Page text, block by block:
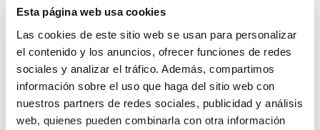
Esta página web usa cookies
Las cookies de este sitio web se usan para personalizar
el contenido y los anuncios, ofrecer funciones de redes
sociales y analizar el tráfico. Además, compartimos
información sobre el uso que haga del sitio web con
nuestros partners de redes sociales, publicidad y análisis
web, quienes pueden combinarla con otra información
puedan venir aquí nos ayuda a seguir trabajando en
convertir esta tierra en la Comunitat de l’Esport”,
indicó Juan Miguel Gómez.
“Gracias a nuestro fructífero acuerdo con la
Fundación Trinidad Alfonso venimos realizando
importantes mejoras en un CEAR que es